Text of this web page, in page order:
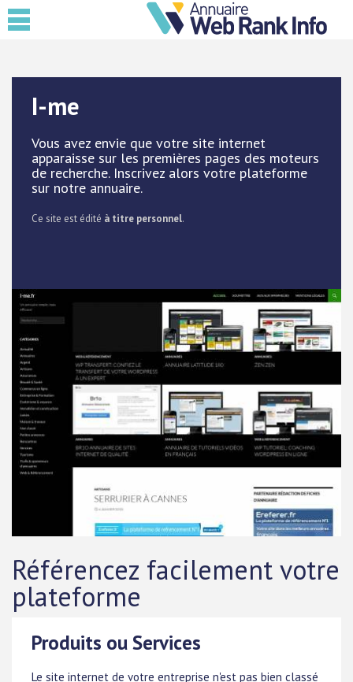
I-me
Vous avez envie que votre site internet
apparaisse sur les premières pages des moteurs
de recherche. Inscrivez alors votre plateforme
sur notre annuaire.
Ce site est édité à titre personnel.
Référencez facilement votre
plateforme
Produits ou Services
Le site internet de votre entreprise n'est pas bien classé